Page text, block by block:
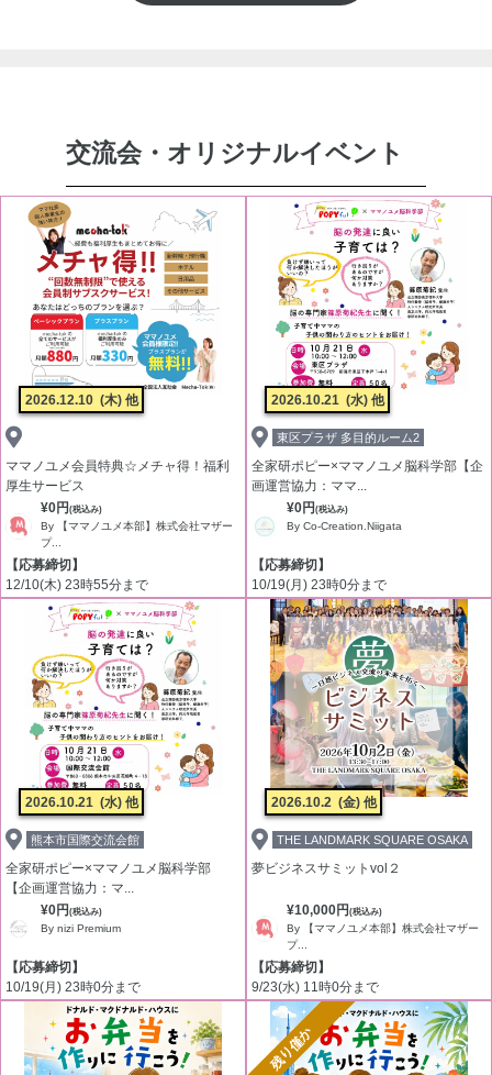
交流会・オリジナルイベント
2026.12.10 (木) 他
ママノユメ会員特典☆メチャ得！福利
厚生サービス
¥0円 (税込み)
By 【ママノユメ本部】株式会社マザー
プ...
【応募締切】
12/10(木) 23時55分まで
2026.10.21 (水) 他
東区プラザ 多目的ルーム2
全家研ポピー×ママノユメ脳科学部【企
画運営協力：ママ...
¥0円 (税込み)
By Co-Creation.Niigata
【応募締切】
10/19(月) 23時0分まで
2026.10.21 (水) 他
熊本市国際交流会館
全家研ポピー×ママノユメ脳科学部
【企画運営協力：マ...
¥0円 (税込み)
By nizi Premium
【応募締切】
10/19(月) 23時0分まで
2026.10.2 (金) 他
THE LANDMARK SQUARE OSAKA
夢ビジネスサミットvol２
¥10,000円 (税込み)
By 【ママノユメ本部】株式会社マザー
プ...
【応募締切】
9/23(水) 11時0分まで
残り僅か